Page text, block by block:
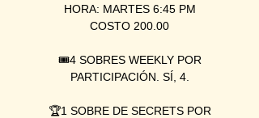
HORA: MARTES 6:45 PM
COSTO 200.00
🎟4 SOBRES WEEKLY POR
PARTICIPACIÓN. SÍ, 4.
🏆1 SOBRE DE SECRETS POR